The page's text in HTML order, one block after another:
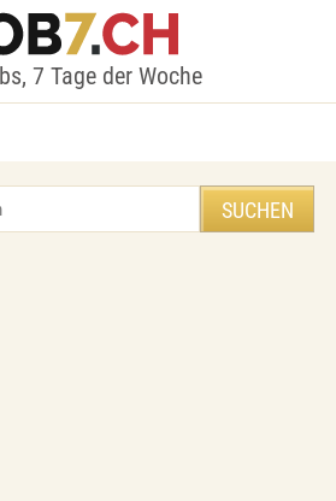
7 Tage der Woche